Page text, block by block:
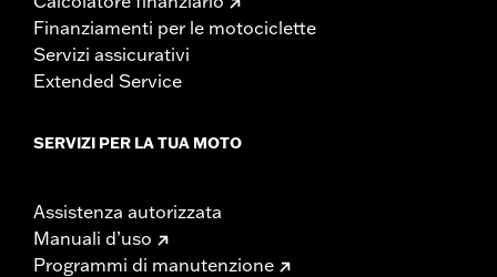
Finanziamenti per le motociclette
Servizi assicurativi
Extended Service
SERVIZI PER LA TUA MOTO
Assistenza autorizzata
Manuali d’uso
Programmi di manutenzione